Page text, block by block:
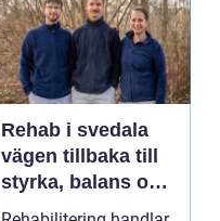
Rehab i svedala
vägen tillbaka till
styrka, balans och
vardag